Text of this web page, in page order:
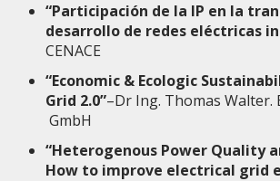
“Participación de la IP en la
desarrollo de redes eléctricas
CENACE
“Economic & Ecologic
Grid 2.0”–Dr Ing. Thomas Walter.
GmbH
“Heterogenous Power Quality
How to improve electrical grid